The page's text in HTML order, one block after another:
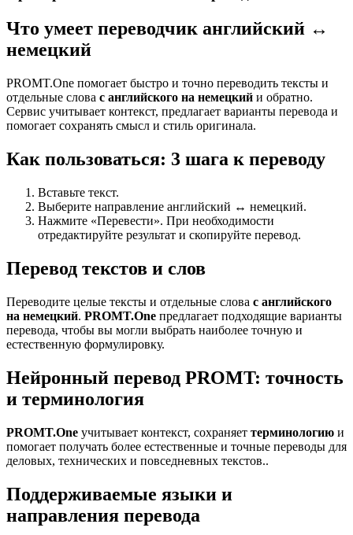
Что умеет переводчик английский ↔
немецкий
PROMT.One помогает быстро и точно переводить тексты и
отдельные слова с английского на немецкий и обратно.
Сервис учитывает контекст, предлагает варианты перевода и
помогает сохранять смысл и стиль оригинала.
Как пользоваться: 3 шага к переводу
Вставьте текст.
Выберите направление английский ↔ немецкий.
Нажмите «Перевести». При необходимости
отредактируйте результат и скопируйте перевод.
Перевод текстов и слов
Переводите целые тексты и отдельные слова с английского
на немецкий. PROMT.One предлагает подходящие варианты
перевода, чтобы вы могли выбрать наиболее точную и
естественную формулировку.
Нейронный перевод PROMT: точность
и терминология
PROMT.One учитывает контекст, сохраняет терминологию и
помогает получать более естественные и точные переводы для
деловых, технических и повседневных текстов..
Поддерживаемые языки и
направления перевода